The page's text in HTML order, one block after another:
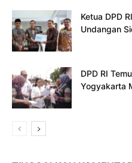
Ketua DPD
Undangan
DPD RI
Yogyakarta